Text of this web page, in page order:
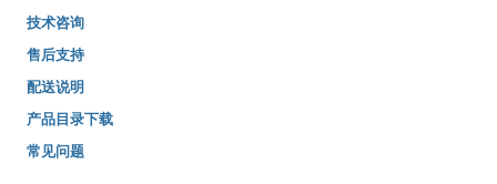
技术咨询
售后支持
配送说明
产品目录下载
常见问题